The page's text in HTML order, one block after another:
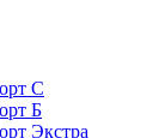
С
Б
Экстра